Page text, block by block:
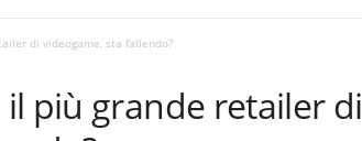
di videogame, sta fallendo?
il più grande retailer di